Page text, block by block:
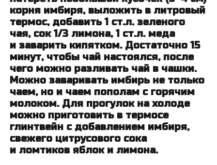
корня имбиря, выложить в литровый
термос, добавить 1 ст.л. зеленого
чая, сок 1/3 лимона, 1 ст.л. меда
и заварить кипятком. Достаточно 15
минут, чтобы чай настоялся, после
чего можно разливать чай в чашки.
Можно заваривать имбирь не только
чаем, но и чаем пополам с горячим
молоком. Для прогулок на холоде
можно приготовить в термосе
глинтвейн с добавлением имбиря,
свежего цитрусового сока
и ломтиков яблок и лимона.